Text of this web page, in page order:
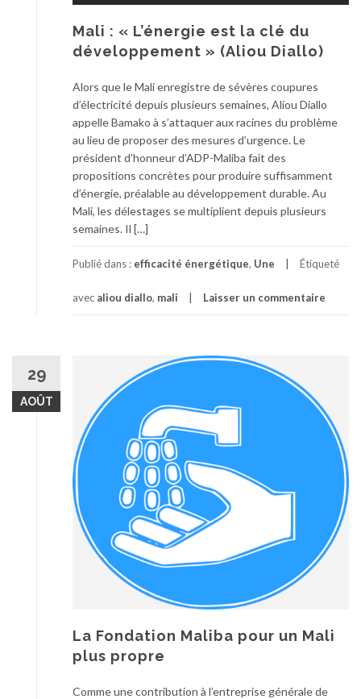
Mali : « L’énergie est la clé du
développement » (Aliou Diallo)
Alors que le Mali enregistre de sévères coupures
d’électricité depuis plusieurs semaines, Aliou Diallo
appelle Bamako à s’attaquer aux racines du problème
au lieu de proposer des mesures d’urgence. Le
président d’honneur d’ADP-Maliba fait des
propositions concrètes pour produire suffisamment
d’énergie, préalable au développement durable. Au
Mali, les délestages se multiplient depuis plusieurs
semaines. Il […]
Publié dans : efficacité énergétique, Une Étiqueté
avec aliou diallo, mali Laisser un commentaire
29
AOÛT
La Fondation Maliba pour un Mali
plus propre
Comme une contribution à l’entreprise générale de